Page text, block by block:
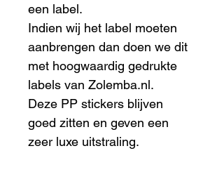
een label.
Indien wij het label moeten
aanbrengen dan doen we dit
met hoogwaardig gedrukte
labels van Zolemba.nl.
Deze PP stickers blijven
goed zitten en geven een
zeer luxe uitstraling.